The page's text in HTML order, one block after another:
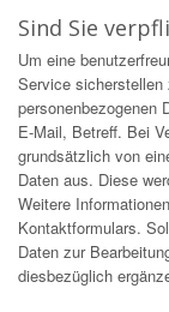
Sind Sie
Um eine
Service sicherstellen
personenbezogenen
E-Mail, Betreff. Bei
grundsätzlich von
Daten aus. Diese
Weitere
Kontaktformulars.
Daten zur
diesbezüglich